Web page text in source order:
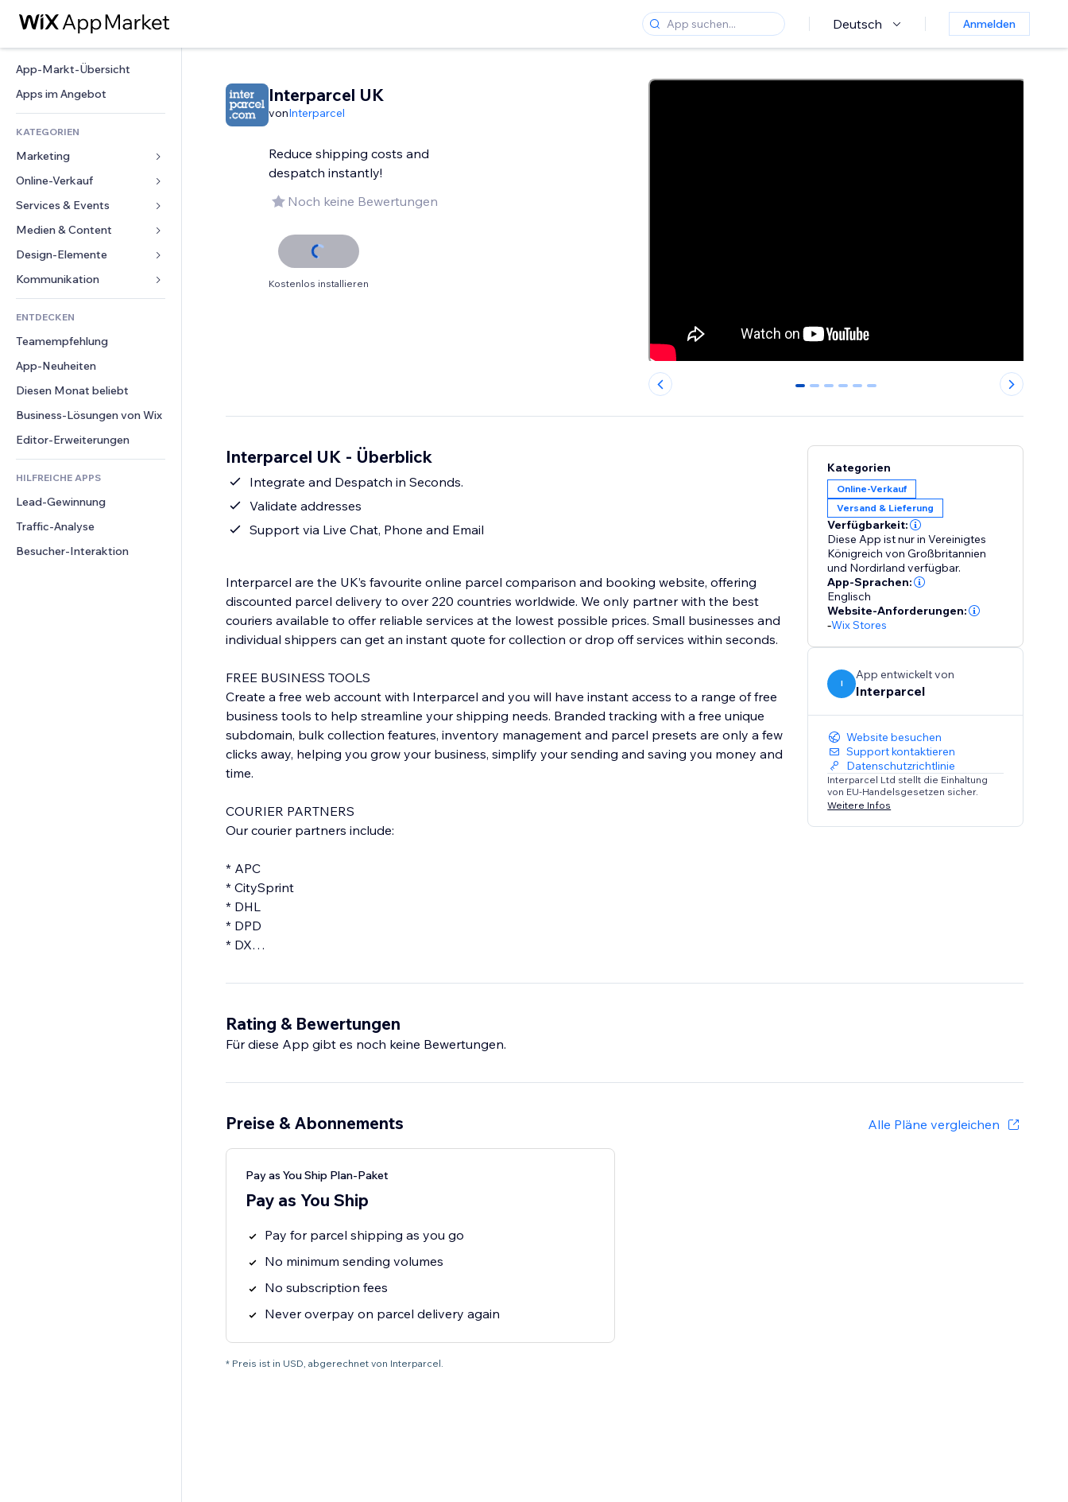
Deutsch Anmelden
App-Markt-Übersicht
Apps im Angebot
KATEGORIEN
Marketing
Anzeigen
Mobil
Statistiken
Website-Einträge
E-Mail
Online-Verkauf
Apps für Shops
Versand & Lieferung
Verkaufen-Buttons
Buchhaltung
Gutscheine & Treuebonus
Lagerlösungen
Speisen & Getränke
Services & Events
Hotels
Events
Restaurants
Immobilien
Buchungen
Medien & Content
Galerie
Musik
Podcasts
Fotografie
Video
PDF
Dateifreigabe
News
Design-Elemente
Karten & Navigation
Datenschutz & Sicherheit
Uhr
Seiten-Vorlagen
Bildeffekte
Buttons & Menüs
Banner & Abzeichen
Taschenrechner
Suche
Wetter
Diagramme & Tabellen
Formulare
Umfragen
Chat
Kommentare
Telefon
Community
Bewertungen und Feedback
CRM
ENTDECKEN
Teamempfehlung
App-Neuheiten
Diesen Monat beliebt
Business-Lösungen von Wix
Editor-Erweiterungen
HILFREICHE APPS
Lead-Gewinnung
Traffic-Analyse
Besucher-Interaktion
Interparcel UK
vonInterparcel
Reduce shipping costs and
despatch instantly!
Noch keine Bewertungen
Kostenlos installieren
0 1 2 3 4 5
Interparcel UK - Überblick
Integrate and Despatch in Seconds.
Validate addresses
Support via Live Chat, Phone and Email
Interparcel are the UK’s favourite online parcel comparison and booking website, offering
discounted parcel delivery to over 220 countries worldwide. We only partner with the best
couriers available to offer reliable services at the lowest possible prices. Small businesses and
individual shippers can get an instant quote for collection or drop off services within seconds.
FREE BUSINESS TOOLS
Create a free web account with Interparcel and you will have instant access to a range of free
business tools to help streamline your shipping needs. Branded tracking with a free unique
subdomain, bulk collection features, inventory management and parcel presets are only a few
clicks away, helping you grow your business, simplify your sending and saving you money and
time.
COURIER PARTNERS
Our courier partners include:
* APC
* CitySprint
* DHL
* DPD
* DX
* Evri
* Haulable
* Landmark Global
* Palletways
* Spring Global
* Yodel
With nearly two decades of industry experience, you can rely on Interparcel to get your parcels
and packages delivered safely and at an affordable price!
Kategorien
Online-Verkauf
Versand & Lieferung
Verfügbarkeit:
Diese App ist nur in Vereinigtes
Königreich von Großbritannien
und Nordirland verfügbar.
App-Sprachen:
Englisch
Website-Anforderungen:
-Wix Stores
I
App entwickelt von
Interparcel
Website besuchen
Support kontaktieren
Datenschutzrichtlinie
Interparcel Ltd stellt die Einhaltung
von EU-Handelsgesetzen sicher.
Weitere Infos
Rating & Bewertungen
Für diese App gibt es noch keine Bewertungen.
Preise & Abonnements Alle Pläne vergleichen
Pay as You Ship Plan-Paket
Pay as You Ship
Pay for parcel shipping as you go
No minimum sending volumes
No subscription fees
Never overpay on parcel delivery again
* Preis ist in USD, abgerechnet von Interparcel.